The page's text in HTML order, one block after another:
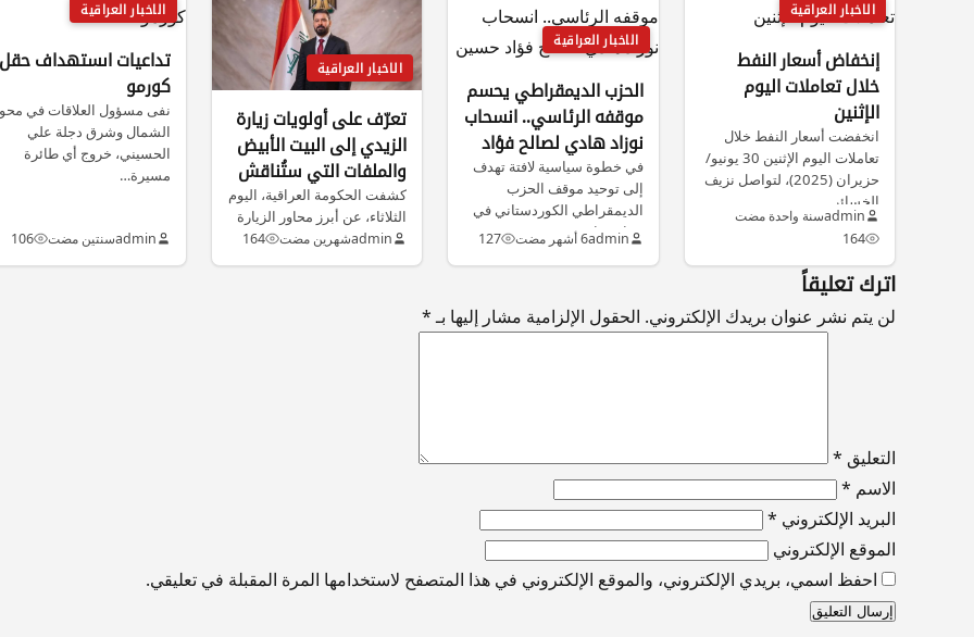
الاخبار العراقية
إنخفاض أسعار النفط
خلال تعاملات اليوم
الإثنين
انخفضت أسعار النفط خلال
تعاملات اليوم الإثنين 30 يونيو/
حزيران (2025)، لتواصل نزيف
الخسائر…
adminسنة واحدة مضت
164
الاخبار العراقية
الحزب الديمقراطي يحسم
موقفه الرئاسي.. انسحاب
نوزاد هادي لصالح فؤاد
حسين
في خطوة سياسية لافتة تهدف
إلى توحيد موقف الحزب
الديمقراطي الكوردستاني في
سباق رئاسة…
admin6 أشهر مضت 127
الاخبار العراقية
تعرّف على أولويات زيارة
الزيدي إلى البيت الأبيض
والملفات التي ستُناقش
في واشنطن؟
كشفت الحكومة العراقية، اليوم
الثلاثاء، عن أبرز محاور الزيارة
الرسمية المرتقبة لرئيس
adminشهرين مضت 164
الاخبار العراقية
تداعيات اىستهداف
كورمو
نفى مسؤول العلاقات في
الشمال وشرق دجلة علي
الحسيني، خروج أي طائرة
مسيرة…
adminسنتين مضت 106
اترك تعليقاً
لن يتم نشر عنوان بريدك الإلكتروني. الحقول الإلزامية مشار إليها بـ*
التعليق *
الاسم *
البريد الإلكتروني *
الموقع الإلكتروني
احفظ اسمي، بريدي الإلكتروني، والموقع الإلكتروني في هذا المتصفح لاستخدامها المرة المقبلة في تعليقي.